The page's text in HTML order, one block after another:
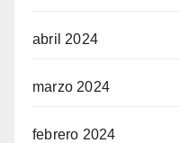
abril 2024
marzo 2024
febrero 2024